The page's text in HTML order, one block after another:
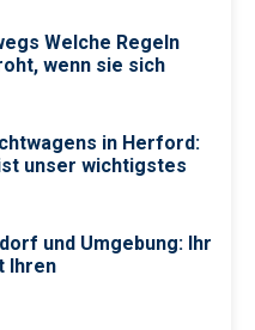
Welche Regeln
wenn sie sich
in Herford:
unser wichtigstes
und Umgebung: Ihr
Ihren